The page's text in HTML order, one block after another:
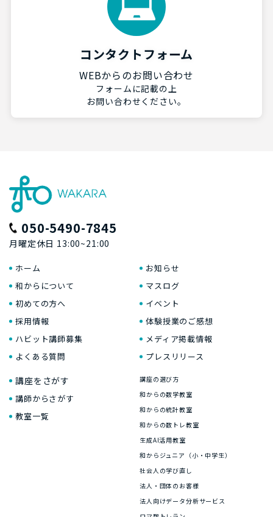
コンタクトフォーム
WEBからのお問い合わせ
フォームに記載の上
お問い合わせください。
050-5490-7845
月曜定休日 13:00~21:00
ホーム
和からについて
初めての方へ
採用情報
ハビット講師募集
よくある質問
お知らせ
マスログ
イベント
体験授業のご感想
メディア掲載情報
プレスリリース
講座をさがす
講師からさがす
教室一覧
講座の選び方
和からの数学教室
和からの統計教室
和からの数トレ教室
生成AI活用教室
和からジュニア（小・中学生）
社会人の学び直し
法人・団体のお客様
法人向けデータ分析サービス